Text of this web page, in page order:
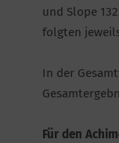
und Slope
folgten
In der
Für den